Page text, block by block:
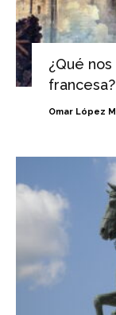
¿Qué
francesa?
Omar López